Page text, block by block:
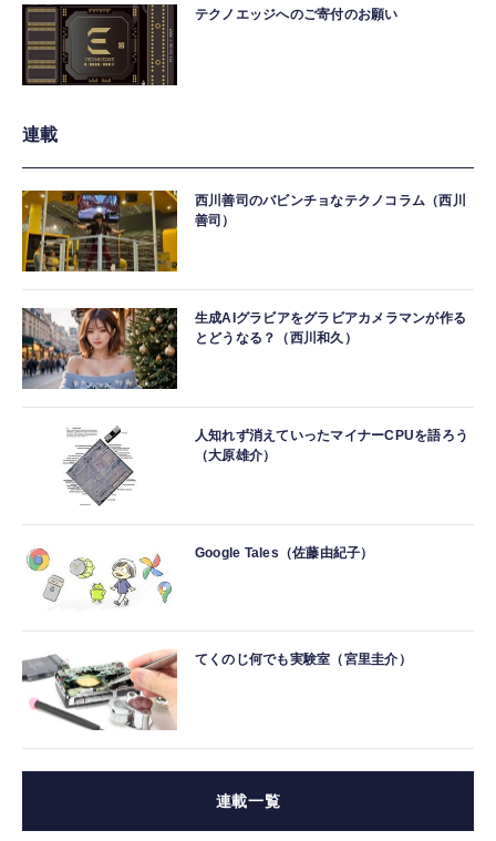
テクノエッジへのご寄付のお願い
連載
西川善司のバビンチョなテクノコラム（西川
善司）
生成AIグラビアをグラビアカメラマンが作る
とどうなる？（西川和久）
人知れず消えていったマイナーCPUを語ろう
（大原雄介）
Google Tales（佐藤由紀子）
てくのじ何でも実験室（宮里圭介）
連載一覧